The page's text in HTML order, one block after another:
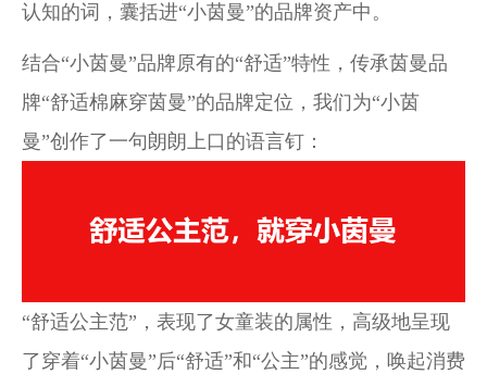
认知的词，囊括进“小茵曼”的品牌资产中。
结合“小茵曼”品牌原有的“舒适”特性，传承茵曼品
牌“舒适棉麻穿茵曼”的品牌定位，我们为“小茵
曼”创作了一句朗朗上口的语言钉：
“舒适公主范”，表现了女童装的属性，高级地呈现
了穿着“小茵曼”后“舒适”和“公主”的感觉，唤起消费